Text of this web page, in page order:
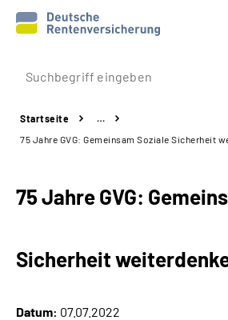
Prävention
Reha
Experten
Über uns & Presse
Startseite
…
75 Jahre GVG: Gemeinsam Soziale Sicherheit
75 Jahre GVG:
Sicherheit
Datum: 07.07.2022